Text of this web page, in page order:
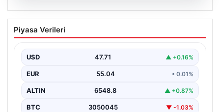
05.08.2026
Altın fiyatları canlı 2 Nisan 2026: Altın
fiyatları ne kadar oldu? Gram, çeyrek,
fiyatları
Piyasa Verileri
USD 47.71 ▲ +0.16%
EUR 55.04 • 0.01%
ALTIN 6548.8 ▲ +0.87%
BTC 3050045 ▼ -1.03%